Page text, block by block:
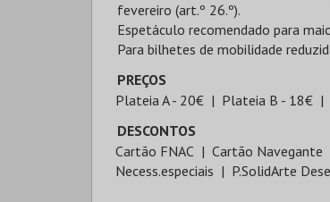
fevereiro (art.º 26.º).
Espetáculo recomendado para
Para bilhetes de mobilidade
PREÇOS
Plateia A - 20€
Plateia B - 18€
DESCONTOS
Cartão FNAC
Cartão Navegante
Necess.especiais
P.SolidArte